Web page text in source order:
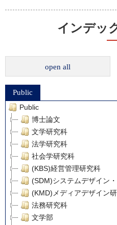
インデッ
open all
Public
Public
博士論文
文学研究科
法学研究科
社会学研究科
(KBS)経営管理研究科
(SDM)システムデザイン
(KMD)メディアデザイン
法務研究科
文学部